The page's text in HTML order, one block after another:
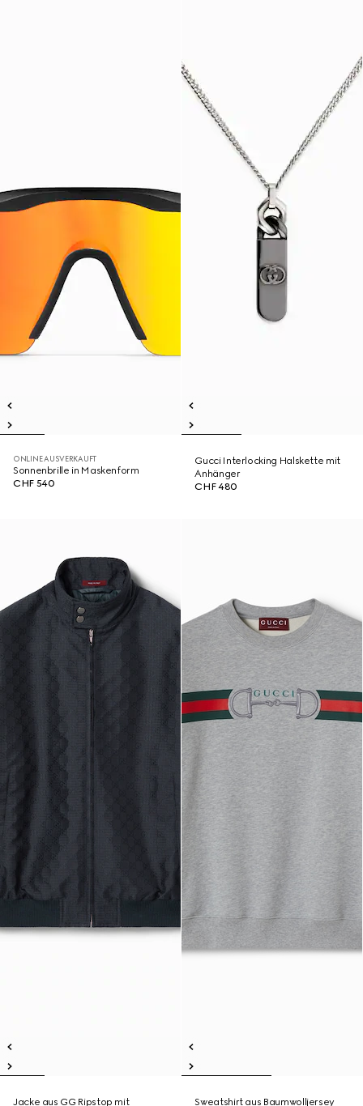
ONLINE AUSVERKAUFT
Sonnenbrille in Maskenform
CHF 540
Gucci Interlocking Halskette mit
Anhänger
CHF 480
Jacke aus GG Ripstop mit
Sweatshirt aus Baumwolljersey